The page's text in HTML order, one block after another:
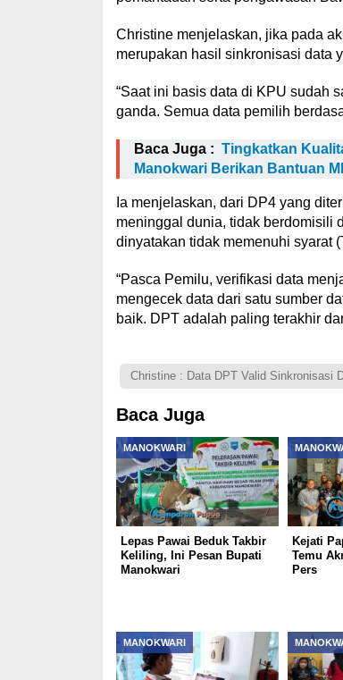
Christine menjelaskan, jika pada
merupakan hasil sinkronisasi data
“Saat ini basis data di KPU sudah
ganda. Semua data pemilih
Baca Juga : Tingkatkan
Manokwari Berikan Bantuan
Ia menjelaskan, dari DP4 yang
meninggal dunia, tidak berdomisili
dinyatakan tidak memenuhi syarat
“Pasca Pemilu, verifikasi data
mengecek data dari satu sumber
baik. DPT adalah paling terakhir
Christine : Data DPT Valid Sinkronisasi
Baca Juga
MANOKWARI
Lepas Pawai Beduk Takbir
Keliling, Ini Pesan Bupati
Manokwari
Kejati
Temu
Pers
MANOKWARI